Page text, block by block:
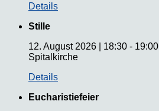
Details
Stille
12. August 2026
18:30 - 19:00
Spitalkirche
Details
Eucharistiefeier